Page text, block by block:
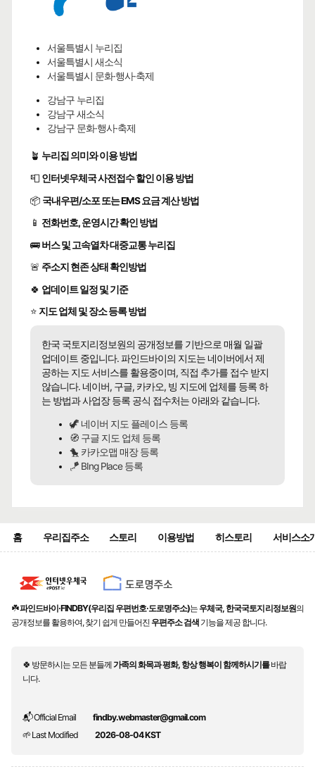
서울특별시 누리집
서울특별시 새소식
서울특별시 문화·행사·축제
강남구 누리집
강남구 새소식
강남구 문화·행사·축제
🪴 누리집 의미와 이용 방법
📮 인터넷우체국 사전접수 할인 이용 방법
📦 국내우편/소포 또는 EMS 요금 계산 방법
📱 전화번호, 운영시간 확인 방법
🚌버스 및 고속열차 대중교통 누리집
🚨 주소지 현존 상태 확인방법
🍀 업데이트 일정 및 기준
⭐ 지도 업체 및 장소 등록 방법
한국 국토지리정보원의 공개정보를 기반으로 매월 일괄
업데이트 중입니다. 파인드바이의 지도는 네이버에서 제
공하는 지도 서비스를 활용중이며, 직접 추가를 접수 받지
않습니다. 네이버, 구글, 카카오, 빙 지도에 업체를 등록 하
는 방법과 사업장 등록 공식 접수처는 아래와 같습니다.
🦖 네이버 지도 플레이스 등록
🧭 구글 지도 업체 등록
🐤 카카오맵 매장 등록
🪁 BIng Place 등록
홈 우리집주소 스토리 이용방법 히스토리 서비스소
☘️파인드바이·FINDBY(우리집 우편번호·도로명주소)는 우체국, 한국국토지리정보원의
공개정보를 활용하여, 찾기 쉽게 만들어진 우편주소 검색 기능을 제공 합니다.
🍀 방문하시는 모든 분들께가족의 화목과 평화, 항상 행복이 함께하시기를바랍
니다.
📬 Official Email
findby.webmaster@gmail.com
🌱 Last Modified
2026-08-04 KST